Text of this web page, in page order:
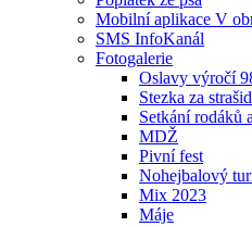
Mobilní aplikace V
SMS InfoKanál
Fotogalerie
Oslavy výročí
Stezka za
Setkání rodáků
MDŽ
Pivní fest
Nohejbalový
Mix 2023
Máje